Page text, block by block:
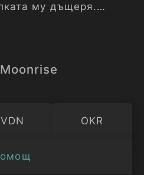
му дъщеря.
Moonrise
VDN OKR